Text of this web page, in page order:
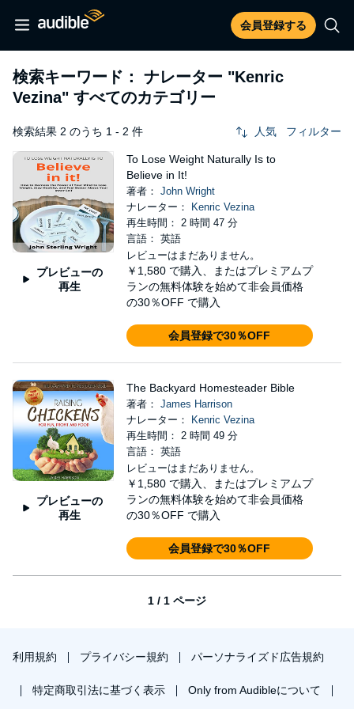
会員登録する
検索キーワード： ナレーター "Kenric
Vezina" すべてのカテゴリー
検索結果 2 のうち 1 - 2 件 人気 フィルター
プレビューの
再生
To Lose Weight Naturally Is to
Believe in It!
著者： John Wright
ナレーター：
Kenric Vezina
再生時間： 2 時間 47 分
言語： 英語
レビューはまだありません。
￥1,580 で購入、またはプレミアムプ
ランの無料体験を始めて非会員価格
の30％OFF で購入
会員登録で30％OFF
プレビューの
再生
The Backyard Homesteader Bible
著者： James Harrison
ナレーター：
Kenric Vezina
再生時間： 2 時間 49 分
言語： 英語
レビューはまだありません。
￥1,580 で購入、またはプレミアムプ
ランの無料体験を始めて非会員価格
の30％OFF で購入
会員登録で30％OFF
1 / 1 ページ
利用規約 プライバシー規約 パーソナライズド広告規約
特定商取引法に基づく表示 Only from Audibleについて